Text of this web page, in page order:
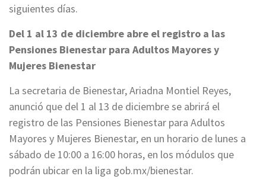
siguientes días.
Del 1 al 13 de diciembre abre el registro a las
Pensiones Bienestar para Adultos Mayores y
Mujeres Bienestar
La secretaria de Bienestar, Ariadna Montiel Reyes,
anunció que del 1 al 13 de diciembre se abrirá el
registro de las Pensiones Bienestar para Adultos
Mayores y Mujeres Bienestar, en un horario de lunes a
sábado de 10:00 a 16:00 horas, en los módulos que
podrán ubicar en la liga gob.mx/bienestar.